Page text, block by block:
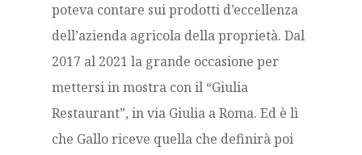
poteva contare sui prodotti d’eccellenza
dell’azienda agricola della proprietà. Dal
2017 al 2021 la grande occasione per
mettersi in mostra con il “Giulia
Restaurant”, in via Giulia a Roma. Ed è lì
che Gallo riceve quella che definirà poi